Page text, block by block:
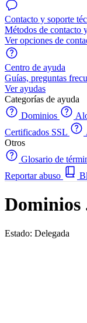
Contacto y soporte
Métodos de contacto
Ver opciones de
Centro de ayuda
Guías, preguntas
Ver ayudas
Categorías de ayuda
Dominios
Certificados SSL
Otros
Glosario de
Reportar abuso
Dominios
Estado: Delegada